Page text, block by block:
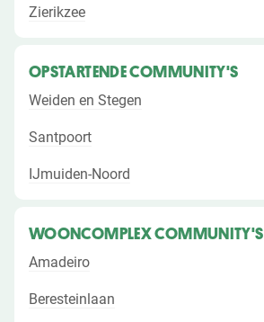
Zierikzee
OPSTARTENDE COMMUNITY'S
Weiden en Stegen
Santpoort
IJmuiden-Noord
WOONCOMPLEX COMMUNITY'S
Amadeiro
Beresteinlaan